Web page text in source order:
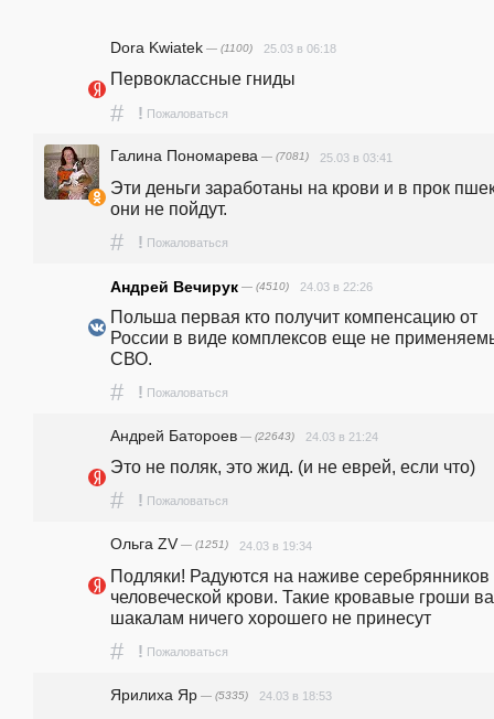
Dora Kwiatek — (1100) 25.03 в 06:18
Первоклассные гниды
# ! Пожаловаться
Галина Пономарева — (7081) 25.03 в 03:41
Эти деньги заработаны на крови и в прок
они не пойдут.
# ! Пожаловаться
Андрей Вечирук — (4510) 24.03 в 22:26
Польша первая кто получит компенсацию от
России в виде комплексов еще не
СВО.
# ! Пожаловаться
Андрей Батороев — (22643) 24.03 в 21:24
Это не поляк, это жид. (и не еврей, если что)
# ! Пожаловаться
Ольга ZV — (1251) 24.03 в 19:34
Подляки! Радуются на наживе серебрянников
человеческой крови. Такие кровавые гроши
шакалам ничего хорошего не принесут
# ! Пожаловаться
Ярилиха Яр — (5335) 24.03 в 18:53